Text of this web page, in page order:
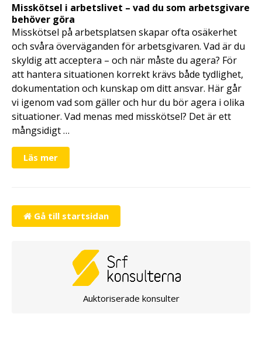
Misskötsel i arbetslivet – vad du som arbetsgivare
behöver göra
Misskötsel på arbetsplatsen skapar ofta osäkerhet
och svåra överväganden för arbetsgivaren. Vad är du
skyldig att acceptera – och när måste du agera? För
att hantera situationen korrekt krävs både tydlighet,
dokumentation och kunskap om ditt ansvar. Här går
vi igenom vad som gäller och hur du bör agera i olika
situationer. Vad menas med misskötsel? Det är ett
mångsidigt …
Läs mer
Gå till startsidan
Auktoriserade konsulter